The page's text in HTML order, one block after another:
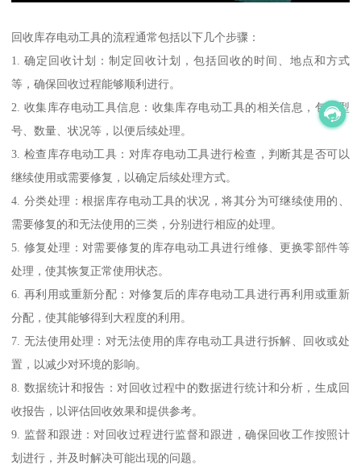
回收库存电动工具的流程通常包括以下几个步骤：
1. 确定回收计划：制定回收计划，包括回收的时间、地点和方式
等，确保回收过程能够顺利进行。
2. 收集库存电动工具信息：收集库存电动工具的相关信息，包括型
号、数量、状况等，以便后续处理。
3. 检查库存电动工具：对库存电动工具进行检查，判断其是否可以
继续使用或需要修复，以确定后续处理方式。
4. 分类处理：根据库存电动工具的状况，将其分为可继续使用的、
需要修复的和无法使用的三类，分别进行相应的处理。
5. 修复处理：对需要修复的库存电动工具进行维修、更换零部件等
处理，使其恢复正常使用状态。
6. 再利用或重新分配：对修复后的库存电动工具进行再利用或重新
分配，使其能够得到大程度的利用。
7. 无法使用处理：对无法使用的库存电动工具进行拆解、回收或处
置，以减少对环境的影响。
8. 数据统计和报告：对回收过程中的数据进行统计和分析，生成回
收报告，以评估回收效果和提供参考。
9. 监督和跟进：对回收过程进行监督和跟进，确保回收工作按照计
划进行，并及时解决可能出现的问题。